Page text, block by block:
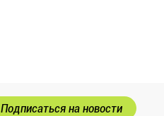
Подписаться на новости